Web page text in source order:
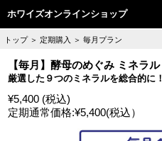
ホワイズオンラインショップ
トップ ＞ 定期購入 ＞ 毎月プラン
【毎月】酵母のめぐみ ミネラル
厳選した９つのミネラルを総合的に！
¥5,400 (税込)
定期通常価格:¥5,400(税込）